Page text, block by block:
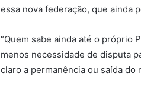
essa nova federação, que ainda
“Quem sabe ainda até o próprio
menos necessidade de disputa
claro a permanência ou saída do